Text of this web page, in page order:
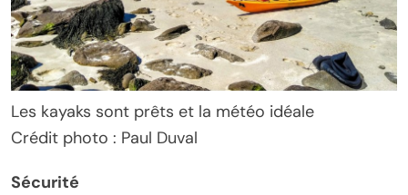
Les kayaks sont prêts et la météo idéale
Crédit photo : Paul Duval
Sécurité